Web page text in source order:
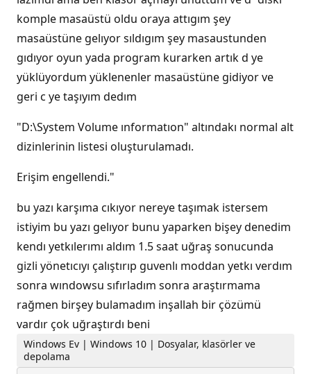
komple masaüstü oldu oraya attıgım şey
masaüstüne gelıyor sıldıgım şey masaustunden
gıdıyor oyun yada program kurarken artık d ye
yüklüyordum yüklenenler masaüstüne gidiyor ve
geri c ye taşıyım dedım
"D:\System Volume ınformatıon" altındakı normal alt
dizinlerinin listesi oluşturulamadı.
Erişim engellendi."
bu yazı karşıma cıkıyor nereye taşımak istersem
istiyim bu yazı gelıyor bunu yaparken bişey denedim
kendı yetkılerımı aldım 1.5 saat uğraş sonucunda
gizli yönetıcıyı çalıştırıp guvenlı moddan yetkı verdım
sonra wındowsu sıfırladım sonra araştırmama
rağmen birşey bulamadım inşallah bir çözümü
vardır çok uğraştırdı beni
Windows Ev | Windows 10 | Dosyalar, klasörler ve
depolama